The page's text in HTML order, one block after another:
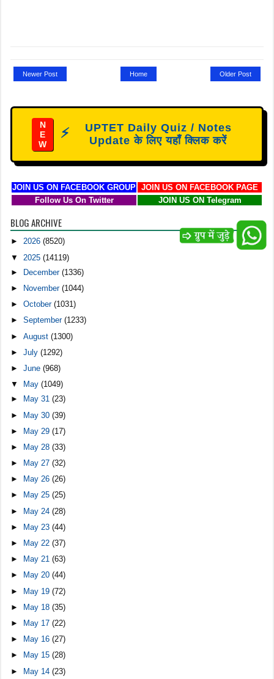
Newer Post Older Post
Home
N
E
W
⚡
UPTET Daily Quiz / Notes
Update के लिए यहाँ क्लिक करें
JOIN US ON FACEBOOK GROUP
JOIN US ON FACEBOOK PAGE
Follow Us On Twitter
JOIN US ON Telegram
BLOG ARCHIVE
►2026(8520)
▼ 2025(14119)
►
December(1336)
►
November(1044)
►October(1031)
►September(1233)
►August(1300)
►July(1292)
►June(968)
▼
May(1049)
►
May 31(23)
► May 30(39)
► May 29(17)
►
May 28(33)
►
May 27(32)
►
May 26(26)
►
May 25(25)
► May 24(28)
►
May 23(44)
►
May 22(37)
►
May 21(63)
►
May 20(44)
► May 19(72)
►
May 18(35)
►
May 17(22)
►
May 16(27)
►
May 15(28)
► May 14(23)